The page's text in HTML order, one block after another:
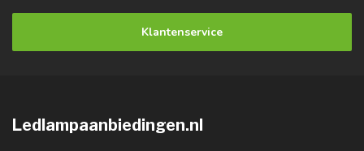
Klantenservice
Ledlampaanbiedingen.nl